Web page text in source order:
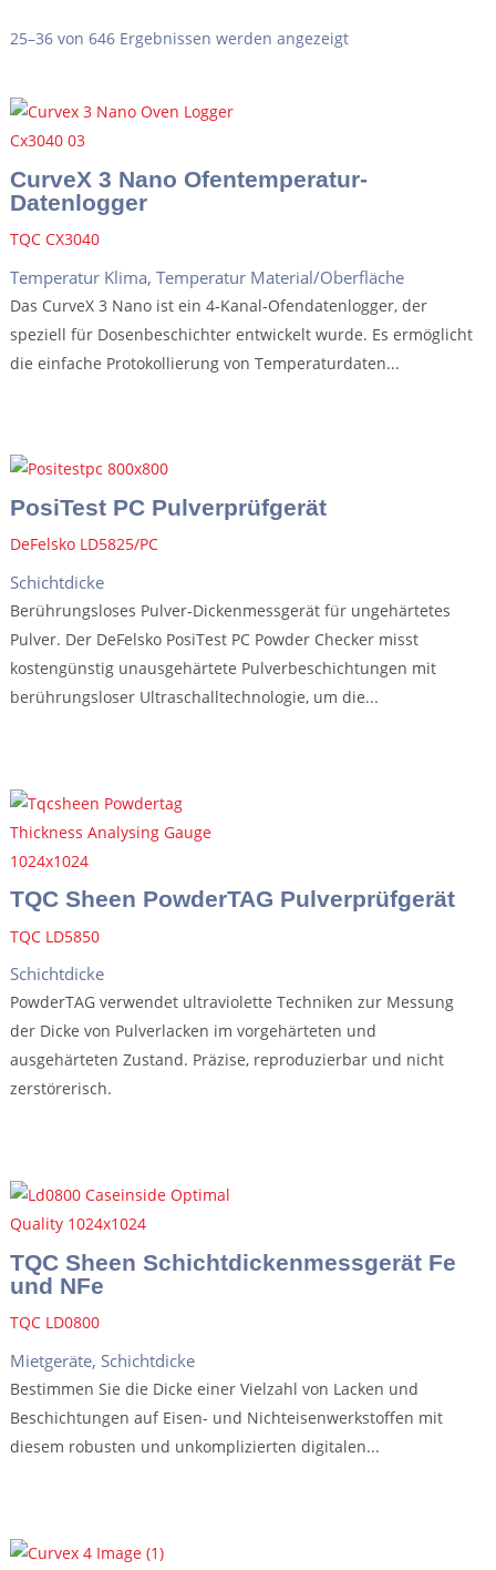
25–36 von 646 Ergebnissen werden angezeigt
CurveX 3 Nano Ofentemperatur-
Datenlogger
TQC CX3040
Temperatur Klima, Temperatur Material/Oberfläche
Das CurveX 3 Nano ist ein 4-Kanal-Ofendatenlogger, der
speziell für Dosenbeschichter entwickelt wurde. Es ermöglicht
die einfache Protokollierung von Temperaturdaten...
PosiTest PC Pulverprüfgerät
DeFelsko LD5825/PC
Schichtdicke
Berührungsloses Pulver-Dickenmessgerät für ungehärtetes
Pulver. Der DeFelsko PosiTest PC Powder Checker misst
kostengünstig unausgehärtete Pulverbeschichtungen mit
berührungsloser Ultraschalltechnologie, um die...
TQC Sheen PowderTAG Pulverprüfgerät
TQC LD5850
Schichtdicke
PowderTAG verwendet ultraviolette Techniken zur Messung
der Dicke von Pulverlacken im vorgehärteten und
ausgehärteten Zustand. Präzise, reproduzierbar und nicht
zerstörerisch.
TQC Sheen Schichtdickenmessgerät Fe
und NFe
TQC LD0800
Mietgeräte, Schichtdicke
Bestimmen Sie die Dicke einer Vielzahl von Lacken und
Beschichtungen auf Eisen- und Nichteisenwerkstoffen mit
diesem robusten und unkomplizierten digitalen...